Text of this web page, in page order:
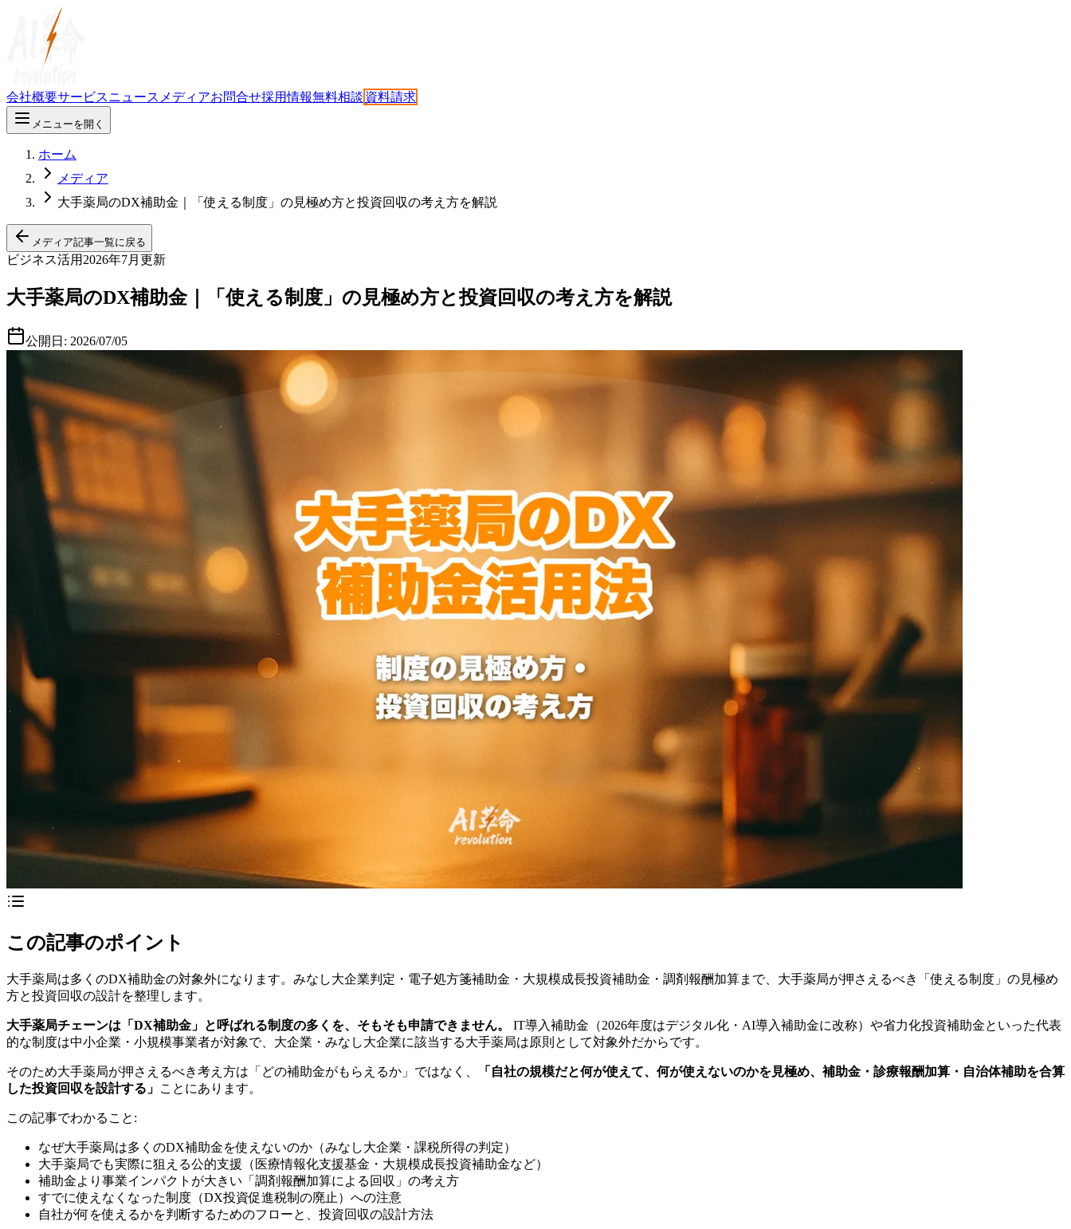
会社概要サービスニュース メディアお問合せ採用情報無料相談 資料請求
メニューを開く
ホーム
メディア
大手薬局のDX補助金｜「使える制度」の見極め方と投資回収の考え方を解説
メディア記事一覧に戻る
ビジネス活用 2026年7月更新
大手薬局のDX補助金｜「使える制度」の見極め方と投資回収の考え方を解説
公開日: 2026/07/05
この記事のポイント
大手薬局は多くのDX補助金の対象外になります。みなし大企業判定・電子処方箋補助金・大規模成長投資補助金・調剤報酬加算まで、大手薬局が押さえるべき「使える制度」の見極め
方と投資回収の設計を整理します。
大手薬局チェーンは「DX補助金」と呼ばれる制度の多くを、そもそも申請できません。
IT導入補助金（2026年度はデジタル化・AI導入補助金に改称）や省力化投資補助金といった代表
的な制度は中小企業・小規模事業者が対象で、大企業・みなし大企業に該当する大手薬局は原則として対象外だからです。
そのため大手薬局が押さえるべき考え方は「どの補助金がもらえるか」ではなく、
「自社の規模だと何が使えて、何が使えないのかを見極め、補助金・診療報酬加算・自治体補助を合算
した投資回収を設計する」 ことにあります。
この記事でわかること:
なぜ大手薬局は多くのDX補助金を使えないのか（みなし大企業・課税所得の判定）
大手薬局でも実際に狙える公的支援（医療情報化支援基金・大規模成長投資補助金など）
補助金より事業インパクトが大きい「調剤報酬加算による回収」の考え方
すでに使えなくなった制度（DX投資促進税制の廃止）への注意
自社が何を使えるかを判断するためのフローと、投資回収の設計方法